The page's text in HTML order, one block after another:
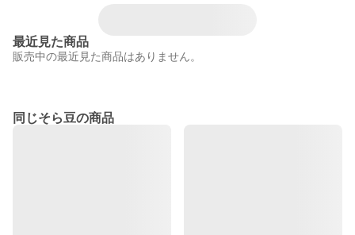
最近見た商品
販売中の最近見た商品はありません。
同じそら豆の商品